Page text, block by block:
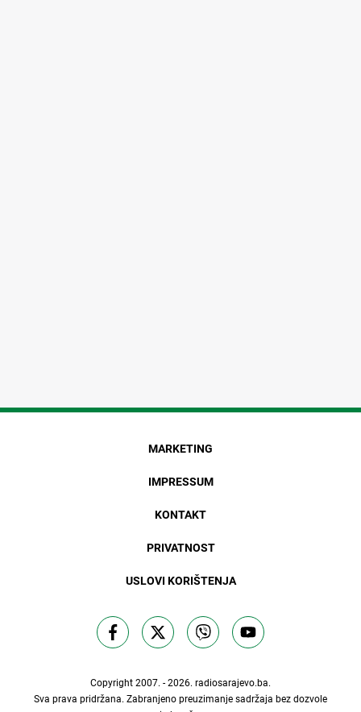
MARKETING
IMPRESSUM
KONTAKT
PRIVATNOST
USLOVI KORIŠTENJA
Copyright 2007. - 2026. radiosarajevo.ba.
Sva prava pridržana. Zabranjeno preuzimanje sadržaja bez dozvole